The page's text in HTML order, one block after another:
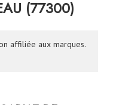
(77300)
affiliée aux marques.